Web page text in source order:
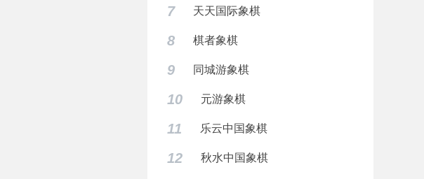
7 天天国际象棋
8 棋者象棋
9 同城游象棋
10 元游象棋
11 乐云中国象棋
12 秋水中国象棋